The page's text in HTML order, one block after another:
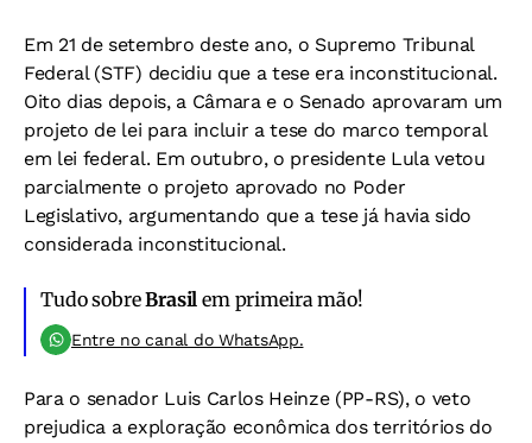
Em 21 de setembro deste ano, o Supremo Tribunal
Federal (STF) decidiu que a tese era inconstitucional.
Oito dias depois, a Câmara e o Senado aprovaram um
projeto de lei para incluir a tese do marco temporal
em lei federal. Em outubro, o presidente Lula vetou
parcialmente o projeto aprovado no Poder
Legislativo, argumentando que a tese já havia sido
considerada inconstitucional.
Tudo sobreBrasil em primeira mão!
Entre no canal do WhatsApp.
Para o senador Luis Carlos Heinze (PP-RS), o veto
prejudica a exploração econômica dos territórios do